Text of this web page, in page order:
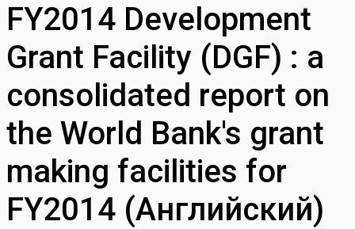
FY2014 Development
Grant Facility (DGF) : a
consolidated report on
the World Bank's grant
making facilities for
FY2014 (Английский)